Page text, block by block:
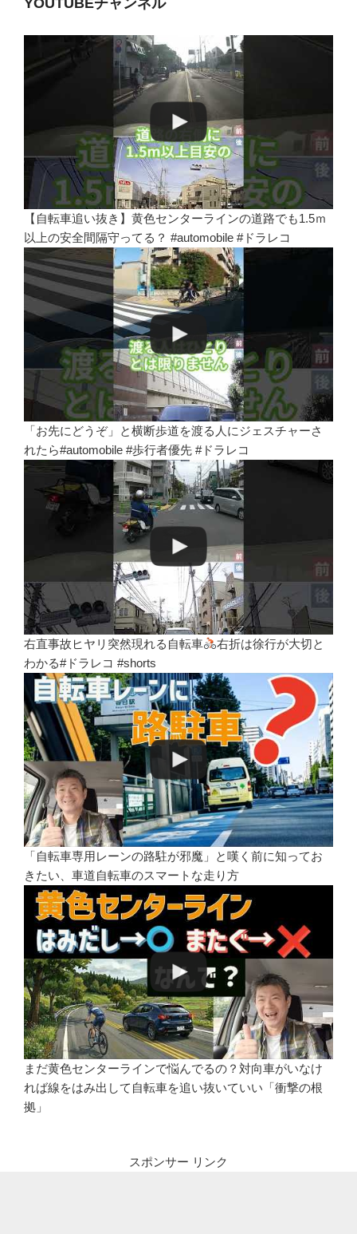
【自転車追い抜き】黄色センターラインの道路でも1.5ｍ
以上の安全間隔守ってる？ #automobile #ドラレコ
「お先にどうぞ」と横断歩道を渡る人にジェスチャーさ
れたら#automobile #歩行者優先 #ドラレコ
右直事故ヒヤリ突然現れる自転車
右折は徐行が大切と
わかる#ドラレコ #shorts
「自転車専用レーンの路駐が邪魔」と嘆く前に知ってお
きたい、車道自転車のスマートな走り方
まだ黄色センターラインで悩んでるの？対向車がいなけ
れば線をはみ出して自転車を追い抜いていい「衝撃の根
拠」
スポンサー リンク